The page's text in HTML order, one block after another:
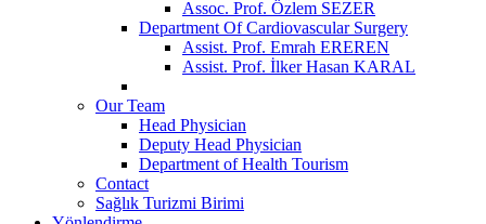
Assoc. Prof. Özlem SEZER
Department Of Cardiovascular Surgery
Assist. Prof. Emrah EREREN
Assist. Prof. İlker Hasan KARAL
Our Team
Head Physician
Deputy Head Physician
Department of Health Tourism
Contact
Sağlık Turizmi Birimi